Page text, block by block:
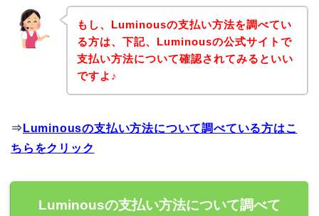
もし、Luminousの支払い方法を調べてい
る方は、下記、Luminousの公式サイトで
支払い方法について確認されてみるといい
ですよ♪
⇒ Luminousの支払い方法について調べている方はこ
ちらをクリック
Luminousの支払い方法について調べて